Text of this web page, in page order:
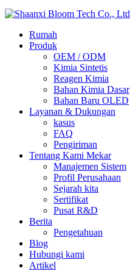
Rumah
Produk
OEM / ODM
Kimia Sintetis
Reagen Kimia
Bahan Kimia Dasar
Bahan Baru OLED
Layanan & Dukungan
kasus
FAQ
Pengiriman
Tentang Kami Mekar
Manajemen Sistem
Profil Perusahaan
Sejarah kita
Sertifikat
Pusat R&D
Berita
Pengetahuan
Blog
Hubungi kami
Artikel